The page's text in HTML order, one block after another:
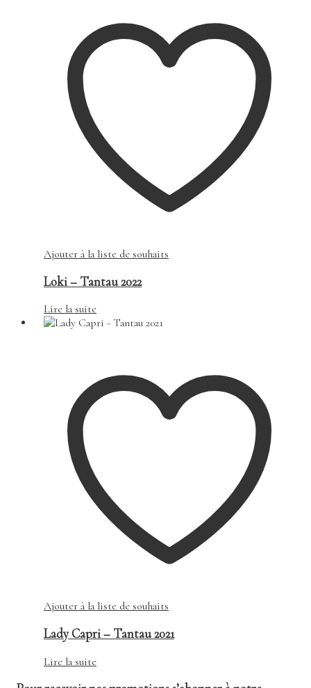
Ajouter à la liste de souhaits
Loki – Tantau 2022
Lire la suite
Ajouter à la liste de souhaits
Lady Capri – Tantau 2021
Lire la suite